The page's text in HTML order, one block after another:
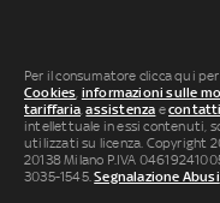
Per il consumatore clicca qui
Cookies informazioni sulle
tariffaria ,assistenza econtatti
intellettuale in essi contenuti,
utilizzati su licenza. Copyright
20138 Milano P.IVA
3035-1545.Segnalazione Abusi